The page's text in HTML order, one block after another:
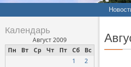
Календарь
Август 2009
Пн
Вт Ср Чт Пт Сб Вс
1
2